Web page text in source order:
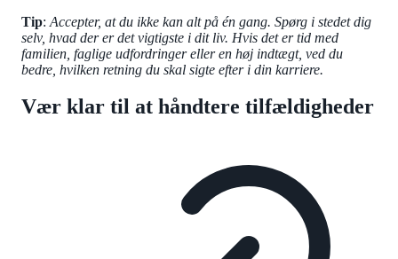
Tip: Accepter, at du ikke kan alt på én gang. Spørg i stedet dig
selv, hvad der er det vigtigste i dit liv. Hvis det er tid med
familien, faglige udfordringer eller en høj indtægt, ved du
bedre, hvilken retning du skal sigte efter i din karriere.
Vær klar til at håndtere tilfældigheder